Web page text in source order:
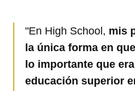
"En High School, mis
la única forma en
lo importante que
educación superior